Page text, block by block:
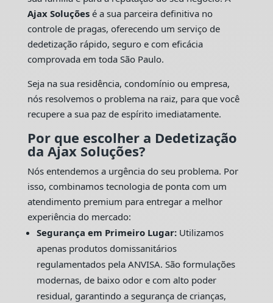
Ajax Soluçõesé a sua parceira definitiva no
controle de pragas, oferecendo um serviço de
dedetização rápido, seguro e com eficácia
comprovada em toda São Paulo.
Seja na sua residência, condomínio ou empresa,
nós resolvemos o problema na raiz, para que você
recupere a sua paz de espírito imediatamente.
Por que escolher a Dedetização
da Ajax Soluções?
Nós entendemos a urgência do seu problema. Por
isso, combinamos tecnologia de ponta com um
atendimento premium para entregar a melhor
experiência do mercado:
Segurança em Primeiro Lugar:Utilizamos
apenas produtos domissanitários
regulamentados pela ANVISA. São formulações
modernas, de baixo odor e com alto poder
residual, garantindo a segurança de crianças,